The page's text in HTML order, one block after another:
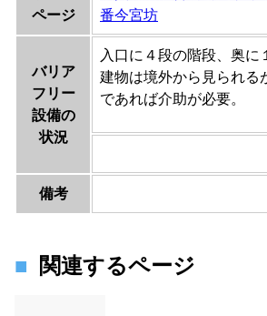
ページ
番今宮坊
バリア
フリー
設備の
状況
入口に４段の階段、奥に
建物は境外から見られる
であれば介助が必要。
備考
関連するページ